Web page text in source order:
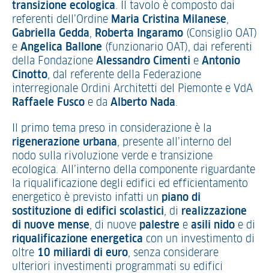
transizione ecologica. Il tavolo è composto dai
referenti dell’Ordine Maria Cristina Milanese,
Gabriella Gedda, Roberta Ingaramo (Consiglio OAT)
e Angelica Ballone (funzionario OAT), dai referenti
della Fondazione Alessandro Cimenti e Antonio
Cinotto, dal referente della Federazione
interregionale Ordini Architetti del Piemonte e VdA
Raffaele Fusco e da Alberto Nada.
Il primo tema preso in considerazione è la
rigenerazione urbana, presente all’interno del
nodo sulla rivoluzione verde e transizione
ecologica. All’interno della componente riguardante
la riqualificazione degli edifici ed efficientamento
energetico è previsto infatti un piano di
sostituzione di edifici scolastici, di realizzazione
di nuove mense, di nuove palestre e asili nido e di
riqualificazione energetica con un investimento di
oltre 10 miliardi di euro, senza considerare
ulteriori investimenti programmati su edifici